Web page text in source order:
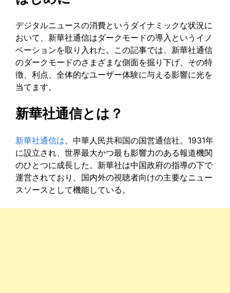
デジタルニュースの消費というダイナミックな状況に
おいて、新華社通信はダークモードの導入というイノ
ベーションを取り入れた。この記事では、新華社通信
のダークモードのさまざまな側面を掘り下げ、その特
徴、利点、全体的なユーザー体験に与える影響に光を
当てます。
新華社通信とは？
新華社通信は、中華人民共和国の国営通信社。1931年
に設立され、世界最大かつ最も影響力のある報道機関
のひとつに成長した。新華社は中国政府の指導の下で
運営されており、国内外の視聴者向けの主要なニュー
スソースとして機能している。